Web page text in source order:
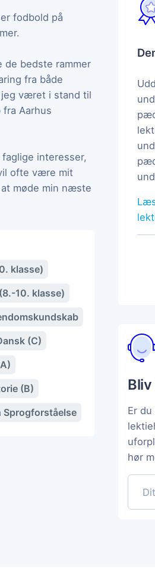
fodbold på
de bedste rammer
fra både
jeg været i stand til
Aarhus
interesser,
ofte være mit
møde min næste
klasse)
10. klasse)
(C)
(B)
Sprogforståelse
Er
hør